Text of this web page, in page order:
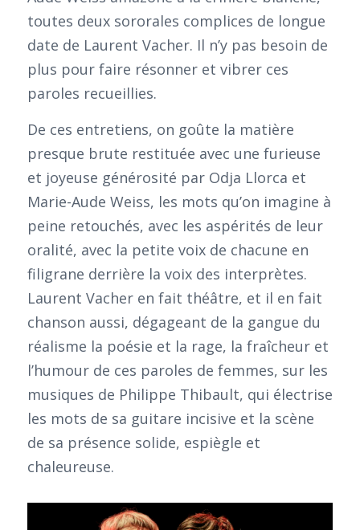
toutes deux sororales complices de longue
date de Laurent Vacher. Il n’y pas besoin de
plus pour faire résonner et vibrer ces
paroles recueillies.
De ces entretiens, on goûte la matière
presque brute restituée avec une furieuse
et joyeuse générosité par Odja Llorca et
Marie-Aude Weiss, les mots qu’on imagine à
peine retouchés, avec les aspérités de leur
oralité, avec la petite voix de chacune en
filigrane derrière la voix des interprètes.
Laurent Vacher en fait théâtre, et il en fait
chanson aussi, dégageant de la gangue du
réalisme la poésie et la rage, la fraîcheur et
l’humour de ces paroles de femmes, sur les
musiques de Philippe Thibault, qui électrise
les mots de sa guitare incisive et la scène
de sa présence solide, espiègle et
chaleureuse.